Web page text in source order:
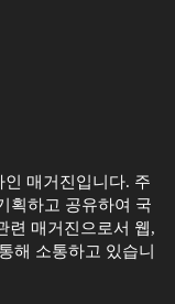
매거진입니다. 주
획하고 공유하여 국
련 매거진으로서 웹,
해 소통하고 있습니